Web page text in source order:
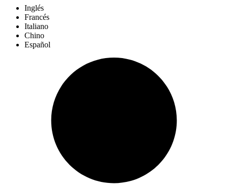
Inglés
Francés
Italiano
Chino
Español